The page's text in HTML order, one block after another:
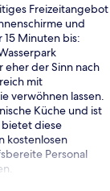
Freizeitangebot
und
15 Minuten bis:
eher der Sinn nach
mit
verwöhnen lassen.
Küche und ist
diese
kostenlosen
Personal